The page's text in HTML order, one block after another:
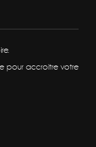
pour accroitre votre